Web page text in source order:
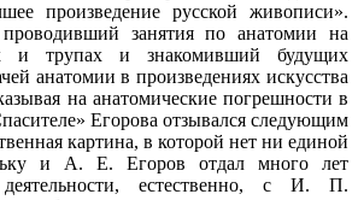
произведение русской живописи».
занятия по анатомии на
и трупах и знакомивший будущих
анатомии в произведениях искусства
на анатомические погрешности в
Егорова отзывался следующим
картина, в которой нет ни единой
и А. Е. Егоров отдал много лет
деятельности, естественно, с И. П.